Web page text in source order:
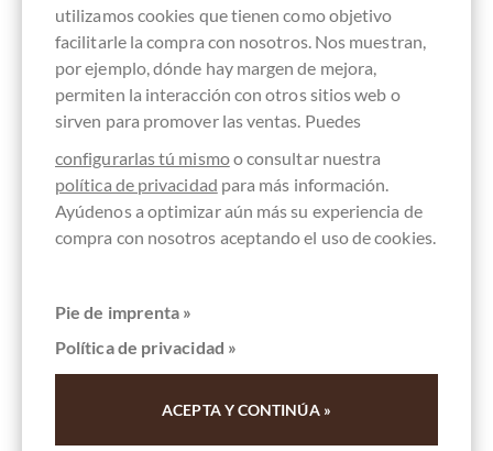
Giovanni Cogno
in dunkler Schokolade
1,50 €*
utilizamos cookies que tienen como objetivo
facilitarle la compra con nosotros. Nos muestran,
por ejemplo, dónde hay margen de mejora,
permiten la interacción con otros sitios web o
sirven para promover las ventas. Puedes
configurarlas tú mismoo consultar nuestra
política de privacidad para más información.
Ayúdenos a optimizar aún más su experiencia de
compra con nosotros aceptando el uso de cookies.
Pie de imprenta »
Política de privacidad »
ACEPTA Y CONTINÚA »